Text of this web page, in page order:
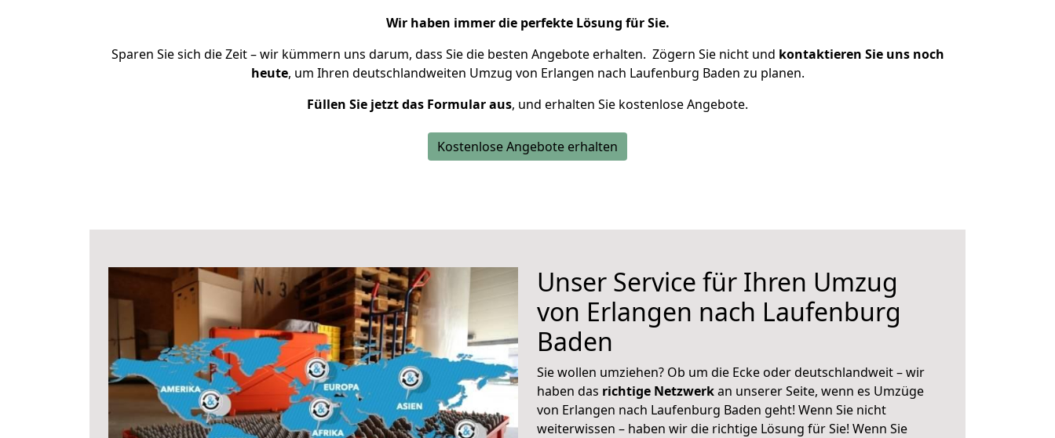
Wir haben immer die perfekte Lösung für Sie.
Sparen Sie sich die Zeit – wir kümmern uns darum, dass Sie die besten Angebote erhalten. Zögern Sie nicht und kontaktieren Sie uns noch
heute, um Ihren deutschlandweiten Umzug von Erlangen nach Laufenburg Baden zu planen.
Füllen Sie jetzt das Formular aus, und erhalten Sie kostenlose Angebote.
Kostenlose Angebote erhalten
Unser Service für Ihren Umzug
von Erlangen nach Laufenburg
Baden
Sie wollen umziehen? Ob um die Ecke oder deutschlandweit – wir
haben das richtige Netzwerkan unserer Seite, wenn es Umzüge
von Erlangen nach Laufenburg Baden geht! Wenn Sie nicht
weiterwissen – haben wir die richtige Lösung für Sie! Wenn Sie